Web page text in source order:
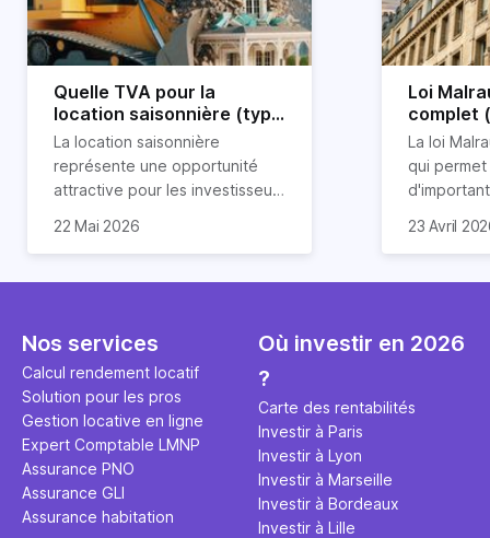
Quelle TVA pour la
location saisonnière (type
airbnb) ?
La location saisonnière
représente une opportunité
attractive pour les investisseurs
patrimoine et générer des
Cependant, il est crucial de
notamment la TVA, afin
Et qu’a-t-on appris à la rentrée
la TVA est généralisé pour les
saisonnière dans certaines
cet article.
22 Mai 2026
Loi
complet
La loi
qui
dimension
complet !
23 Avril
Nos services
Calcul rendement locatif
Solution pour les pros
Gestion locative en ligne
Expert Comptable LMNP
Assurance PNO
Assurance GLI
Assurance habitation
Où investir en 2026
?
Carte des rentabilités
Investir à Paris
Investir à Lyon
Investir à Marseille
Investir à Bordeaux
Investir à Lille